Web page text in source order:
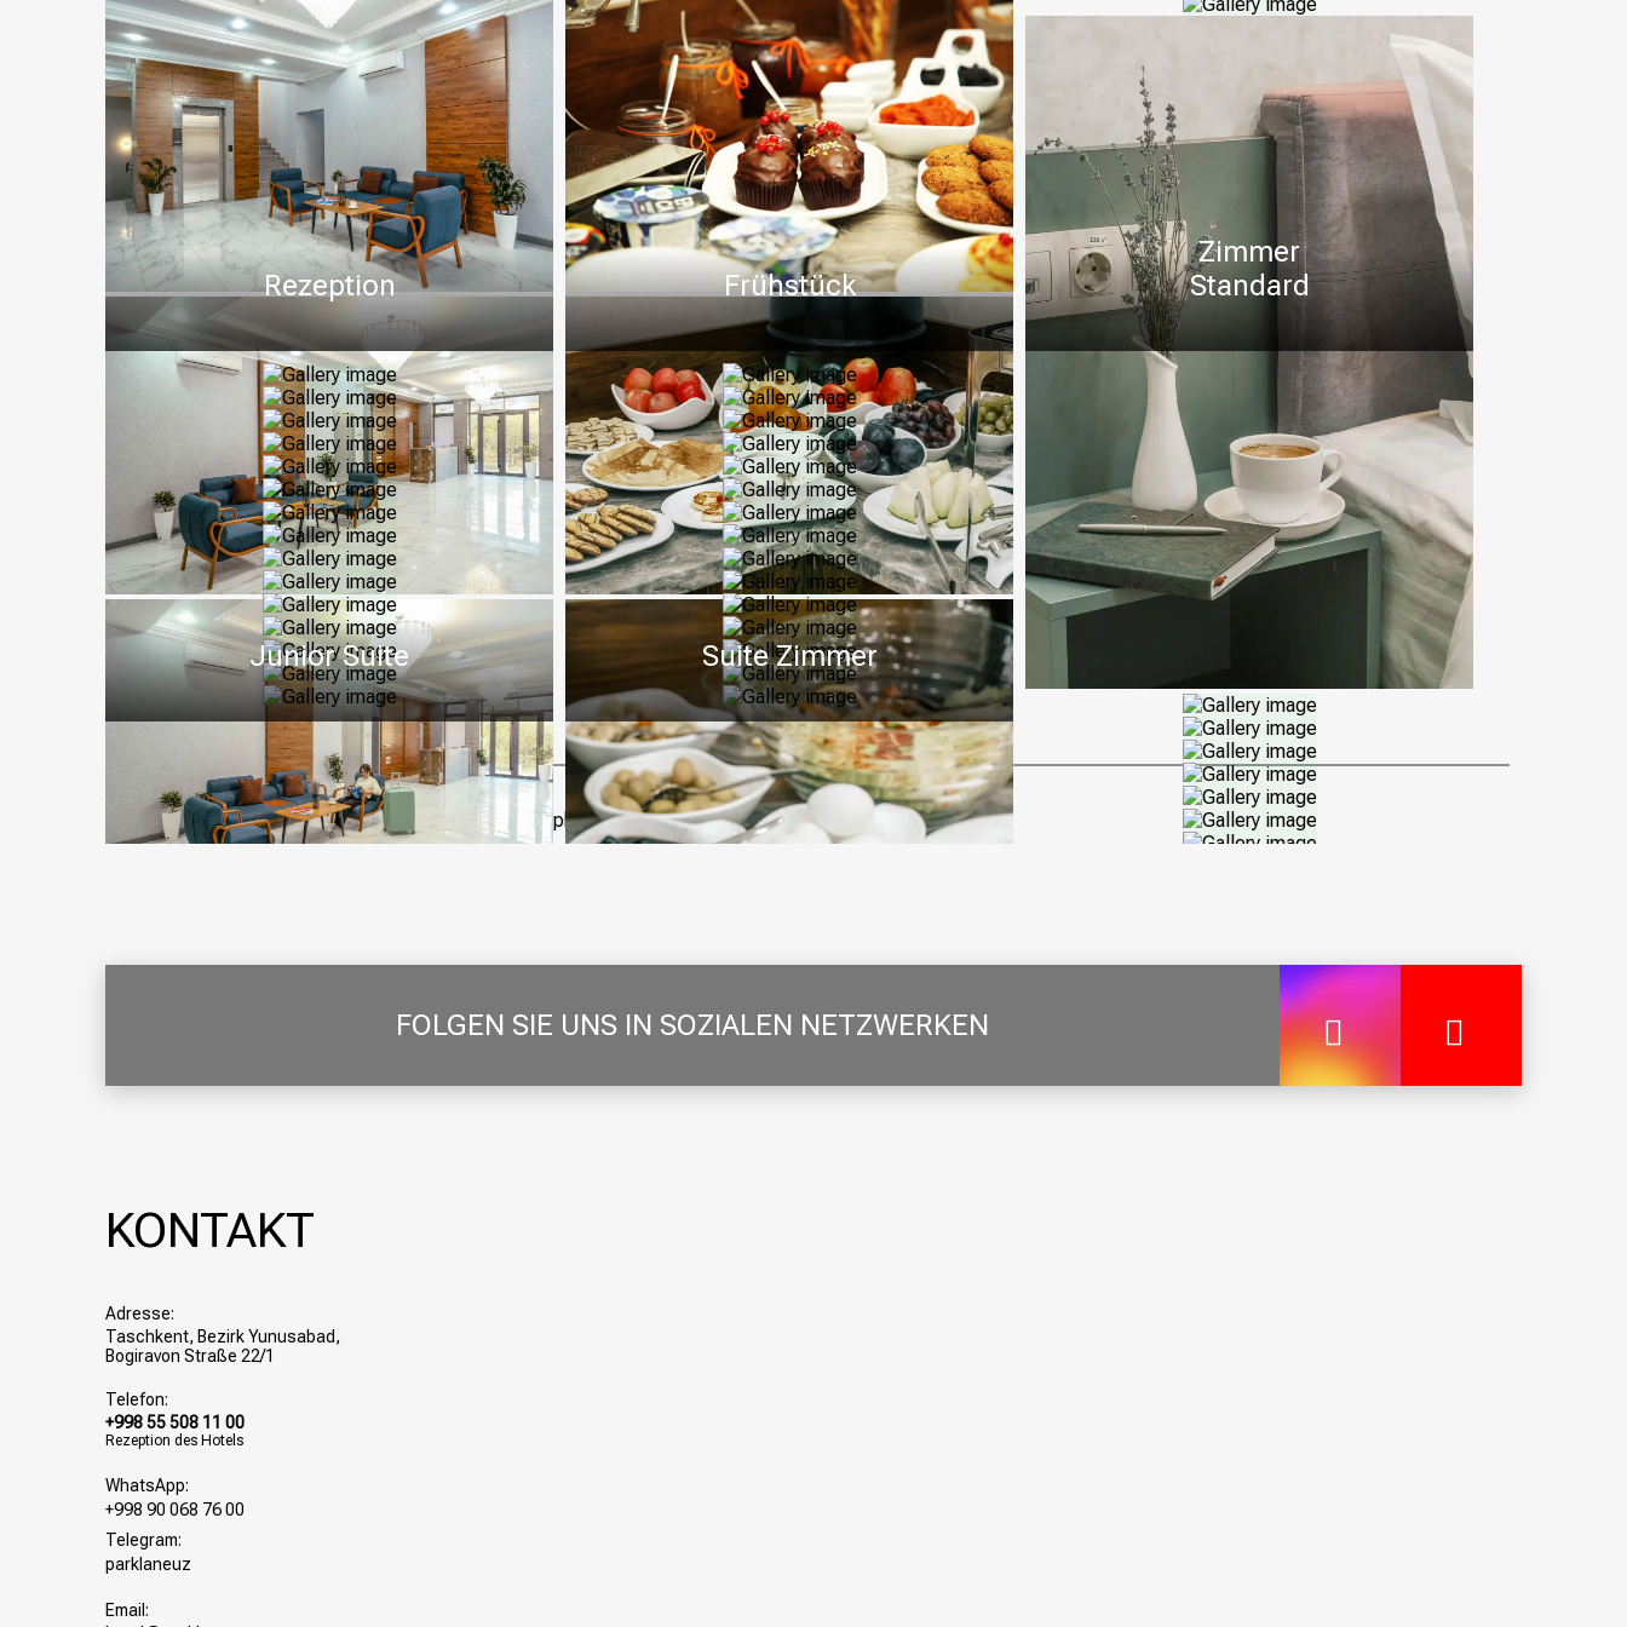
Rezeption Frühstück
Zimmer
Standard
Junior Suite Suite Zimmer
FOLGEN SIE UNS IN SOZIALEN NETZWERKEN
KONTAKT
Adresse:
Taschkent, Bezirk Yunusabad,
Bogiravon Straße 22/1
Telefon:
+998 55 508 11 00
Rezeption des Hotels
WhatsApp:
+998 90 068 76 00
Telegram:
parklaneuz
Email: